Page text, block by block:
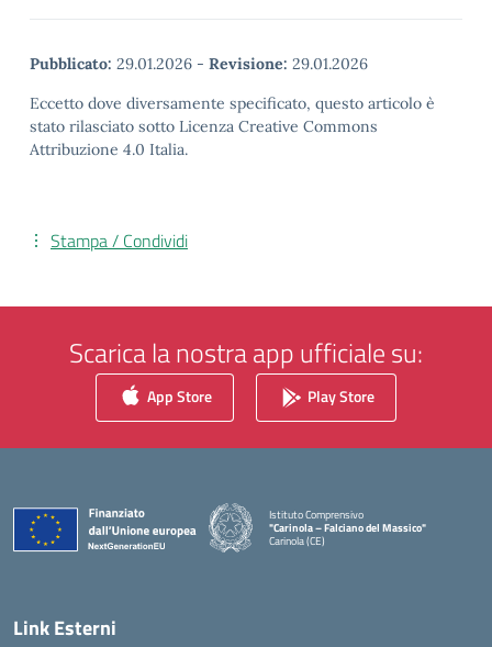
Pubblicato: 29.01.2026 - Revisione: 29.01.2026
Eccetto dove diversamente specificato, questo articolo è
stato rilasciato sotto Licenza Creative Commons
Attribuzione 4.0 Italia.
Stampa / Condividi
Scarica la nostra app ufficiale su:
App Store Play Store
Istituto Comprensivo
"Carinola – Falciano del Massico"
Carinola (CE)
Link Esterni